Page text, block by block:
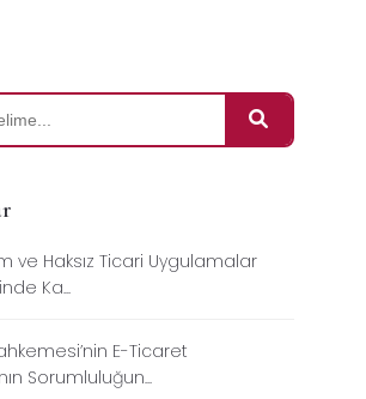
ve Haksız Ticari Uygulamalar
Ka...
E-Ticaret
Sorumluluğun...